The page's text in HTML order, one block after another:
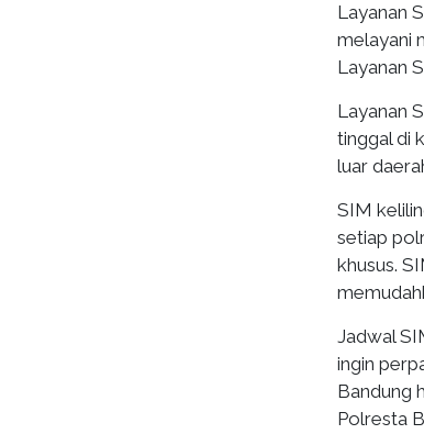
Layanan
melayani
Layanan
Layanan
tinggal di
luar
SIM
setiap
khusus.
Jadwal
ingin
Bandung
Polresta